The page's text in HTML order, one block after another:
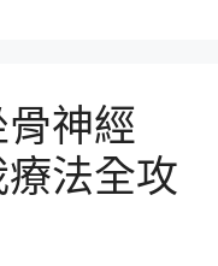
神經
法全攻